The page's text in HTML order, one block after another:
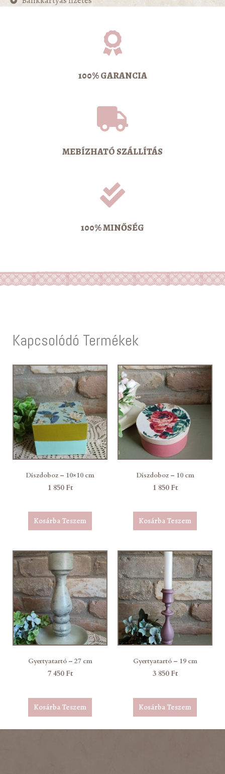
100% GARANCIA
MEBÍZHATÓ SZÁLLÍTÁS
100% MINŐSÉG
Kapcsolódó Termékek
Díszdoboz – 10×10 cm
1 850 Ft
Kosárba Teszem
Díszdoboz – 10 cm
1 850 Ft
Kosárba Teszem
Gyertyatartó – 27 cm
7 450 Ft
Kosárba Teszem
Gyertyatartó – 19 cm
3 850 Ft
Kosárba Teszem